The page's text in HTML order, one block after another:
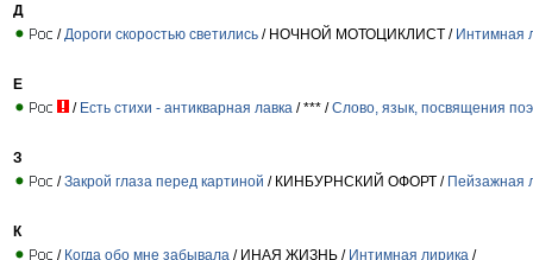
Д
/ Дороги скоростью светились / НОЧНОЙ МОТОЦИКЛИСТ / Интимная
Е
/ Есть стихи - антикварная лавка / *** /Слово, язык, посвящения
З
/Закрой глаза перед картиной / КИНБУРНСКИЙ ОФОРТ / Пейзажная
К
/ Когда обо мне забывала / ИНАЯ ЖИЗНЬ / Интимная лирика /